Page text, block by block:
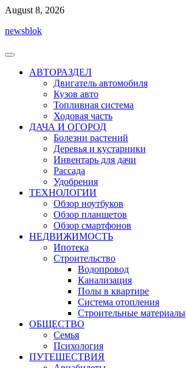
Перейти
содержимому
August 8, 2026
newsblok
АВТОРАЗДЕЛ
Двигатель автомобиля
Кузов авто
Топливная система
Ходовая часть
ДАЧА И ОГОРОД
Болезни растений
Деревья и кустарники
Инвентарь для дачи
Рассада
Удобрения
ТЕХНОЛОГИИ
Обзор ноутбуков
Обзор планшетов
Обзор смартфонов
НЕДВИЖИМОСТЬ
Ипотека
Строительство
Водопровод
Канализация
Полы в квартире
Система отопления
Строительные материалы
ОБЩЕСТВО
Семья
Психология
ПУТЕШЕСТВИЯ